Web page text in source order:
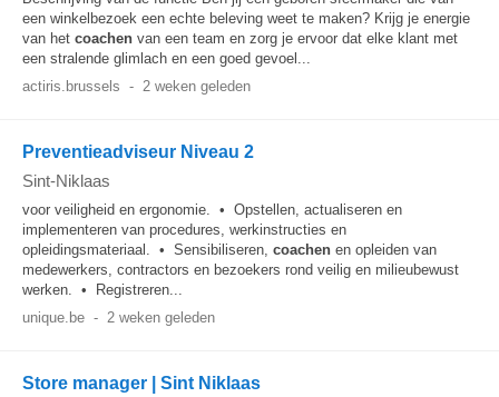
een winkelbezoek een echte beleving weet te maken? Krijg je energie
van het coachen van een team en zorg je ervoor dat elke klant met
een stralende glimlach en een goed gevoel...
actiris.brussels - 2 weken geleden
Preventieadviseur Niveau 2
Sint-Niklaas
voor veiligheid en ergonomie. • Opstellen, actualiseren en
implementeren van procedures, werkinstructies en
opleidingsmateriaal. • Sensibiliseren, coachen en opleiden van
medewerkers, contractors en bezoekers rond veilig en milieubewust
werken. • Registreren...
unique.be - 2 weken geleden
Store manager | Sint Niklaas